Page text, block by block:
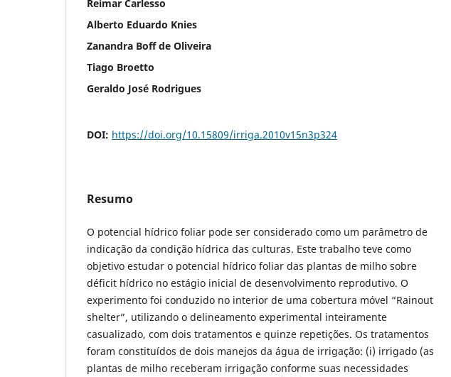
Reimar Carlesso
Alberto Eduardo Knies
Zanandra Boff de Oliveira
Tiago Broetto
Geraldo José Rodrigues
DOI: https://doi.org/10.15809/irriga.2010v15n3p324
Resumo
O potencial hídrico foliar pode ser considerado como um parâmetro de
indicação da condição hídrica das culturas. Este trabalho teve como
objetivo estudar o potencial hídrico foliar das plantas de milho sobre
déficit hídrico no estágio inicial de desenvolvimento reprodutivo. O
experimento foi conduzido no interior de uma cobertura móvel “Rainout
shelter”, utilizando o delineamento experimental inteiramente
casualizado, com dois tratamentos e quinze repetições. Os tratamentos
foram constituídos de dois manejos da água de irrigação: (i) irrigado (as
plantas de milho receberam irrigação conforme suas necessidades